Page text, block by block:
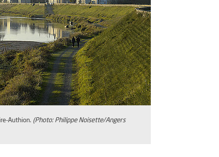
Authion. (Photo: Philippe Noisette/Angers